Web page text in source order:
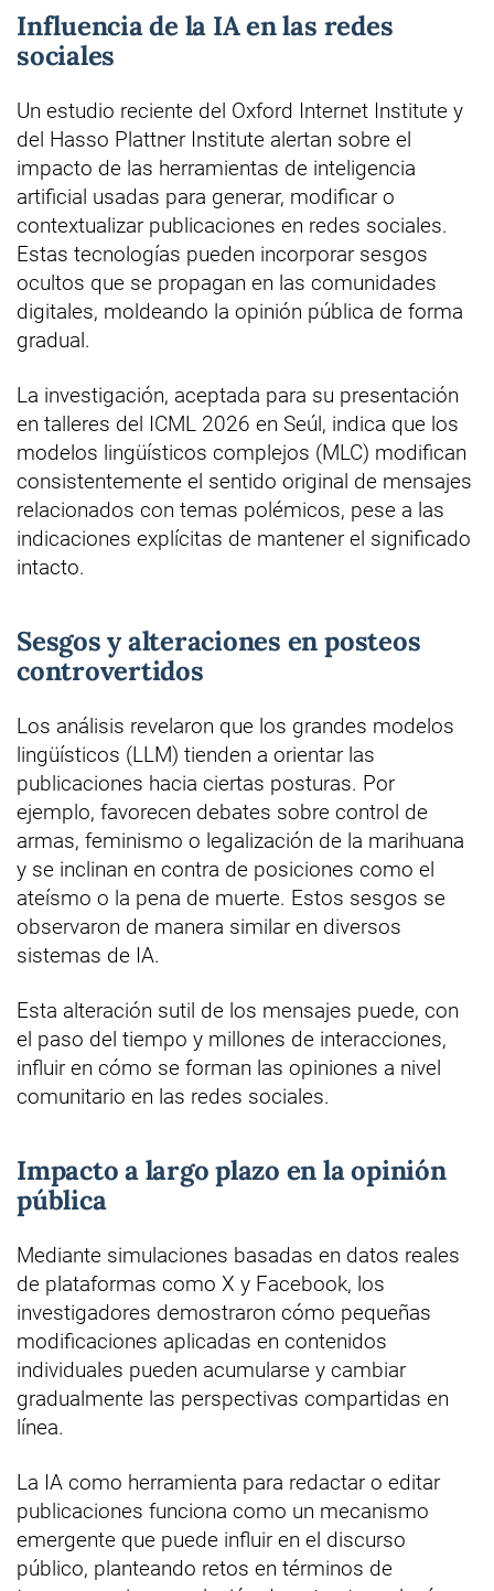
Influencia de la IA en las redes
sociales
Un estudio reciente del Oxford Internet Institute y
del Hasso Plattner Institute alertan sobre el
impacto de las herramientas de inteligencia
artificial usadas para generar, modificar o
contextualizar publicaciones en redes sociales.
Estas tecnologías pueden incorporar sesgos
ocultos que se propagan en las comunidades
digitales, moldeando la opinión pública de forma
gradual.
La investigación, aceptada para su presentación
en talleres del ICML 2026 en Seúl, indica que los
modelos lingüísticos complejos (MLC) modifican
consistentemente el sentido original de mensajes
relacionados con temas polémicos, pese a las
indicaciones explícitas de mantener el significado
intacto.
Sesgos y alteraciones en posteos
controvertidos
Los análisis revelaron que los grandes modelos
lingüísticos (LLM) tienden a orientar las
publicaciones hacia ciertas posturas. Por
ejemplo, favorecen debates sobre control de
armas, feminismo o legalización de la marihuana
y se inclinan en contra de posiciones como el
ateísmo o la pena de muerte. Estos sesgos se
observaron de manera similar en diversos
sistemas de IA.
Esta alteración sutil de los mensajes puede, con
el paso del tiempo y millones de interacciones,
influir en cómo se forman las opiniones a nivel
comunitario en las redes sociales.
Impacto a largo plazo en la opinión
pública
Mediante simulaciones basadas en datos reales
de plataformas como X y Facebook, los
investigadores demostraron cómo pequeñas
modificaciones aplicadas en contenidos
individuales pueden acumularse y cambiar
gradualmente las perspectivas compartidas en
línea.
La IA como herramienta para redactar o editar
publicaciones funciona como un mecanismo
emergente que puede influir en el discurso
público, planteando retos en términos de